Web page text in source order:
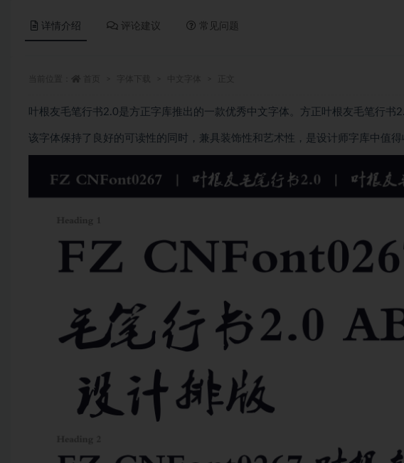
详情介绍 评论建议 常见问题
叶根友毛笔行书2.0是方正字库推出的一款优秀中文字体。方正叶根友毛笔行书
该字体保持了良好的可读性的同时，兼具装饰性和艺术性，是设计师字库中值得